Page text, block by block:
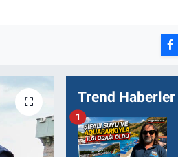
Trend Haberler
1